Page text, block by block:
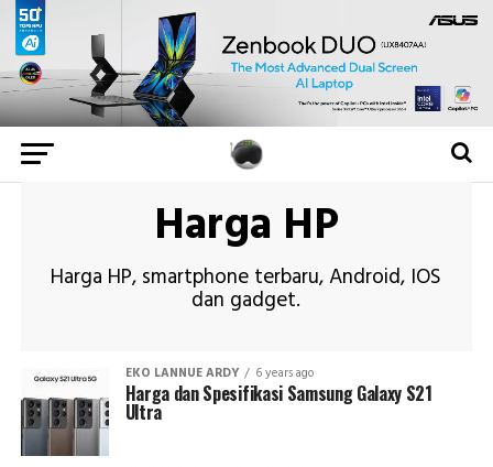
Harga HP
Harga HP, smartphone terbaru, Android, IOS
dan gadget.
EKO LANNUE ARDY 6 years ago
Harga dan Spesifikasi Samsung Galaxy S21
Ultra